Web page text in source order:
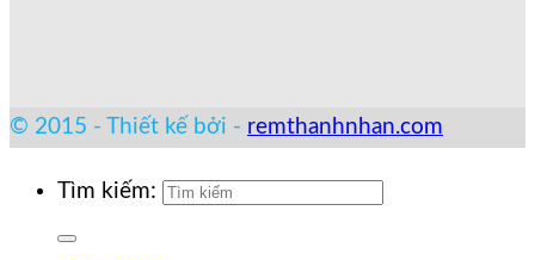
© 2015 - Thiết kế bởi - remthanhnhan.com
Tìm kiếm: